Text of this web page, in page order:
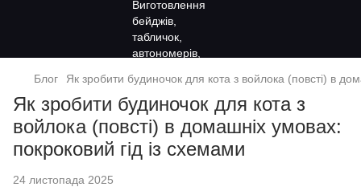
Блог Як зробити будиночок для кота з войлока (повсті) в
Як зробити будиночок для кота з
войлока (повсті) в домашніх умовах:
покроковий гід із схемами
24 листопада 2025